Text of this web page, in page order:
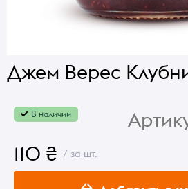
Джем Верес
В наличии
110 ₴ / за шт.